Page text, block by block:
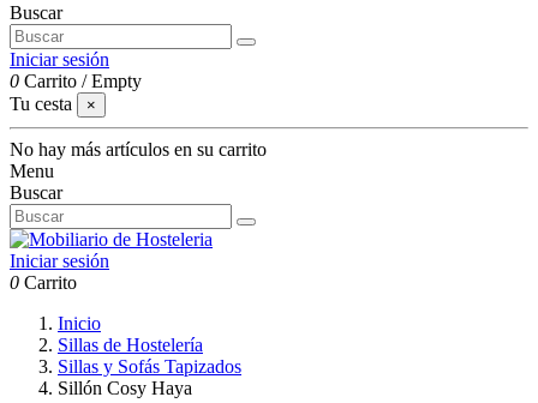
Buscar
Iniciar sesión
0 Carrito /Empty
Tu cesta
×
No hay más artículos en su carrito
Menu
Buscar
Iniciar sesión
0 Carrito
Inicio
Sillas de Hostelería
Sillas y Sofás Tapizados
Sillón Cosy Haya